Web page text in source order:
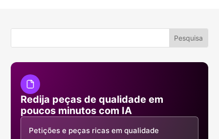
Redija peças de qualidade em
poucos minutos com IA
Petições e peças ricas em qualidade